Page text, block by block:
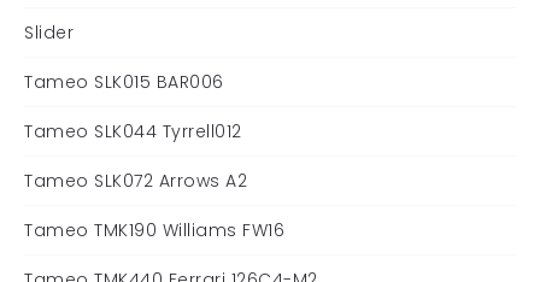
Slider
Tameo SLK015 BAR006
Tameo SLK044 Tyrrell012
Tameo SLK072 Arrows A2
Tameo TMK190 Williams FW16